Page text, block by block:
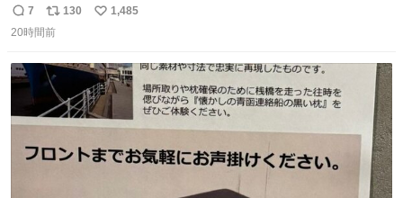
きからずっと水出しっぱなしでもったいないだろ」 「静電
気を逃がし、熱くなった地面の温度を下げ、引火事故の防
ことをするな!!」 それでは歌います、聞いてください 「井
戸水」
返
信
7
リ
ポ
ト
数
130
い
数
1,485
20時間前